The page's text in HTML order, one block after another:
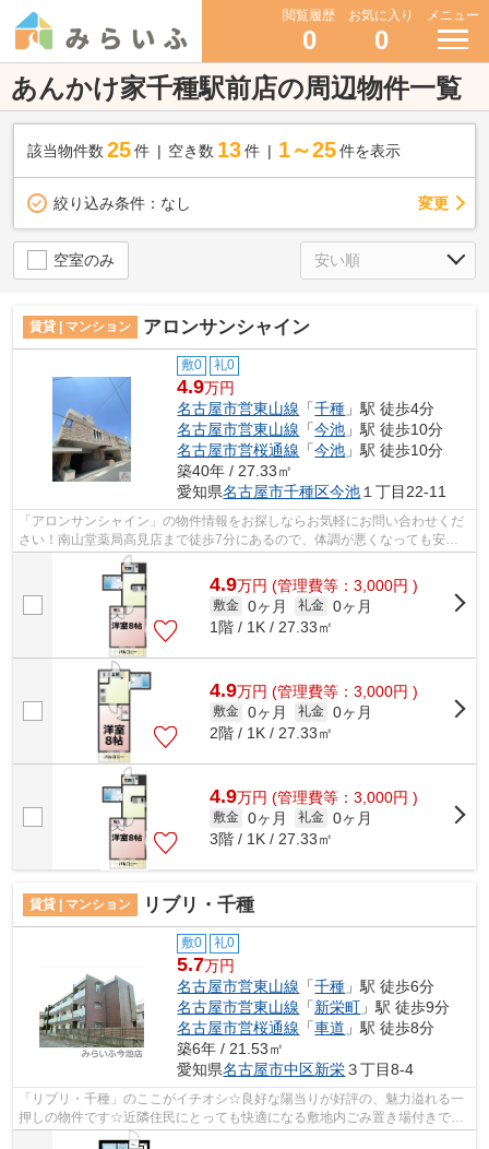
閲覧履歴
0
お気に入り
0
メニュー
あんかけ家千種駅前店の周辺物件一覧
該当物件数 25件 空き数 13 件 1～25 件を表示
絞り込み条件： なし 変更
空室のみ
賃貸 | マンション アロンサンシャイン
敷0 礼0
4.9万円
名古屋市営東山線 「千種 」駅 徒歩4分
名古屋市営東山線 「今池 」駅 徒歩10分
名古屋市営桜通線 「今池 」駅 徒歩10分
築40年 / 27.33㎡
愛知県名古屋市千種区今池１丁目22-11
「アロンサンシャイン」の物件情報をお探しならお気軽にお問い合わせくだ
さい！南山堂薬局高見店まで徒歩7分にあるので、体調が悪くなっても安
心！場所が平坦なのは、ランニングをする...
4.9万円 (管理費等：3,000円 )
敷金 0ヶ月 礼金 0ヶ月
1階 / 1K / 27.33㎡
4.9万円 (管理費等：3,000円 )
敷金 0ヶ月 礼金 0ヶ月
2階 / 1K / 27.33㎡
4.9万円 (管理費等：3,000円 )
敷金 0ヶ月 礼金 0ヶ月
3階 / 1K / 27.33㎡
賃貸 | マンション リブリ・千種
敷0 礼0
5.7万円
名古屋市営東山線 「千種 」駅 徒歩6分
名古屋市営東山線 「新栄町 」駅 徒歩9分
名古屋市営桜通線 「車道 」駅 徒歩8分
築6年 / 21.53㎡
愛知県名古屋市中区新栄３丁目8-4
「リブリ・千種」のここがイチオシ☆良好な陽当りが好評の、魅力溢れる一
押しの物件です☆近隣住民にとっても快適になる敷地内ごみ置き場付きです
☆令和2年築のコチラの物件は、落ち着き...